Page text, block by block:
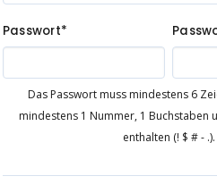
Passwort*
Das Passwort muss mindestens 6
mindestens 1 Nummer, 1 Buchstaben
enthalten (! $ # - .).